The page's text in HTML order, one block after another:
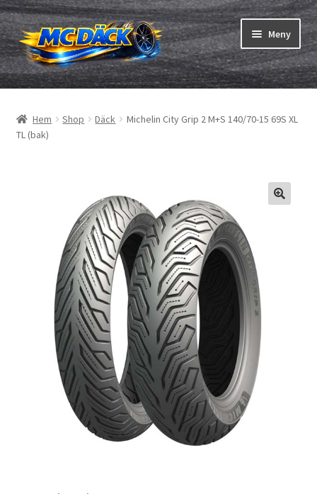
Hoppa
till
navigering
Hoppa
till
innehåll
Meny
Däck
Slangar & fälgband
Hem Shop Däck
Michelin City Grip 2 M+S 140/70-15 69S XL
TL (bak)